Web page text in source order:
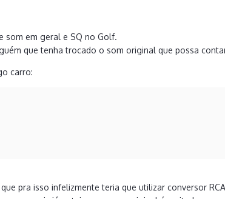
som em geral e SQ no Golf.
que tenha trocado o som original que possa
carro:
pra isso infelizmente teria que utilizar conversor